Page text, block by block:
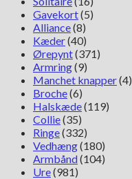
Gavekort(5)
Alliance(8)
Kæder(40)
Ørepynt(371)
Armring(9)
Manchet knapper(4)
Broche(6)
Halskæde(119)
Collie(35)
Ringe(332)
Vedhæng(180)
Armbånd(104)
Ure(981)